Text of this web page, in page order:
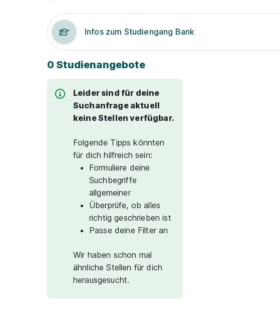
Infos zum Studiengang Bank
0 Studienangebote
Leider sind für deine
Suchanfrage aktuell
keine Stellen verfügbar.
Folgende Tipps könnten
für dich hilfreich sein:
Formuliere deine
Suchbegriffe
allgemeiner
Überprüfe, ob alles
richtig geschrieben ist
Passe deine Filter an
Wir haben schon mal
ähnliche Stellen für dich
herausgesucht.